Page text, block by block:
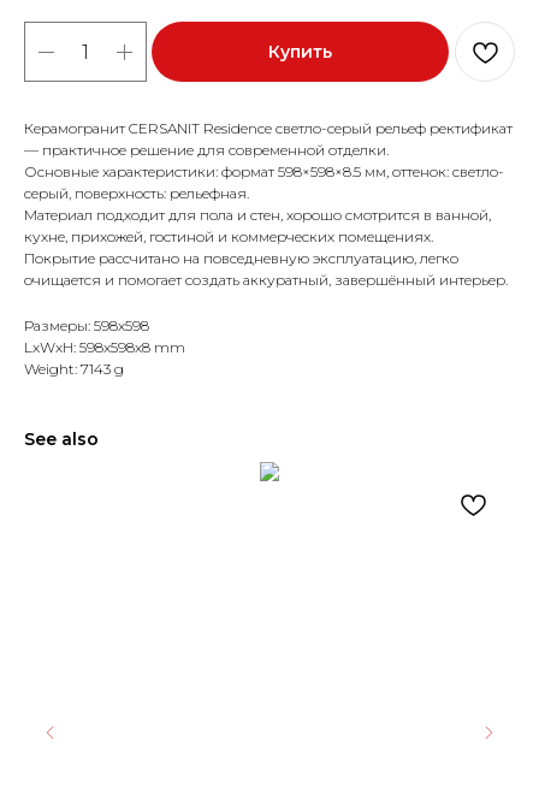
Купить
Керамогранит CERSANIT Residence светло-серый рельеф ректификат
— практичное решение для современной отделки.
Основные характеристики: формат 598×598×8.5 мм, оттенок: светло-
серый, поверхность: рельефная.
Материал подходит для пола и стен, хорошо смотрится в ванной,
кухне, прихожей, гостиной и коммерческих помещениях.
Покрытие рассчитано на повседневную эксплуатацию, легко
очищается и помогает создать аккуратный, завершённый интерьер.
Размеры: 598x598
LxWxH: 598x598x8 mm
Weight: 7143 g
See also